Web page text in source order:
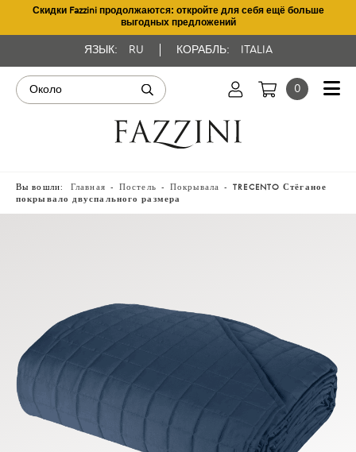
Скидки Fazzini продолжаются: откройте для себя ещё больше
выгодных предложений
ЯЗЫК: RU КОРАБЛЬ: ITALIA
0
Вы вошли: Главная Постель Покрывала
TRECENTO Стёганое
покрывало двуспального размера